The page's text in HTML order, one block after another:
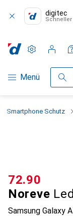
digitec
Navigation nach
Menü Suche
Einstellungen
Kundenkonto
Merklisten
Warenkorb
Smartphone Schutz
Noreve
Samsung Galaxy
CHF
72.90